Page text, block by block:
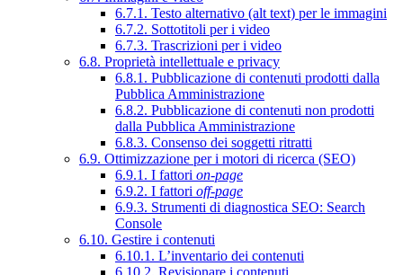
6.7.1. Testo alternativo (alt text) per le immagini
6.7.2. Sottotitoli per i video
6.7.3. Trascrizioni per i video
6.8. Proprietà intellettuale e privacy
6.8.1. Pubblicazione di contenuti prodotti dalla
Pubblica Amministrazione
6.8.2. Pubblicazione di contenuti non prodotti
dalla Pubblica Amministrazione
6.8.3. Consenso dei soggetti ritratti
6.9. Ottimizzazione per i motori di ricerca (SEO)
6.9.1. I fattori on-page
6.9.2. I fattori off-page
6.9.3. Strumenti di diagnostica SEO: Search
Console
6.10. Gestire i contenuti
6.10.1. L’inventario dei contenuti
6.10.2. Revisionare i contenuti